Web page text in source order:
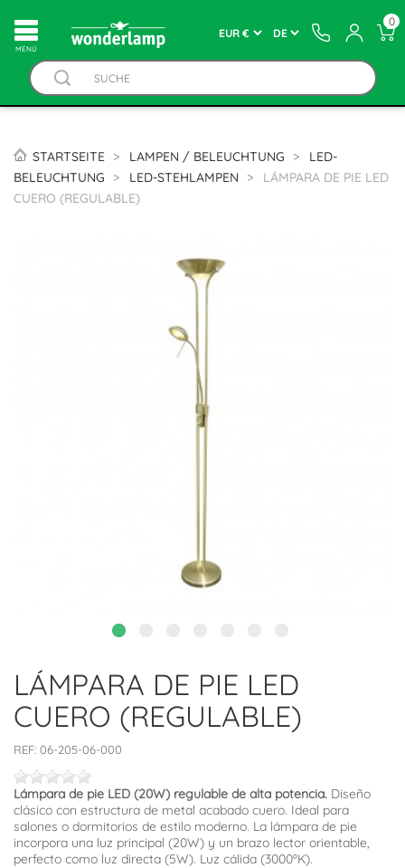
MENÚ
0
STARTSEITE LAMPEN / BELEUCHTUNG
LED-
BELEUCHTUNG
LED-STEHLAMPEN
LÁMPARA DE PIE LED
CUERO (REGULABLE)
LÁMPARA DE PIE LED
CUERO (REGULABLE)
REF: 06-205-06-000
Lámpara de pie LED (20W) regulable de alta potencia. Diseño
clásico con estructura de metal acabado cuero. Ideal para
salones o dormitorios de estilo moderno. La lámpara de pie
incorpora una luz principal (20W) y un brazo lector orientable,
perfecto como luz directa (5W). Luz cálida (3000ºK).